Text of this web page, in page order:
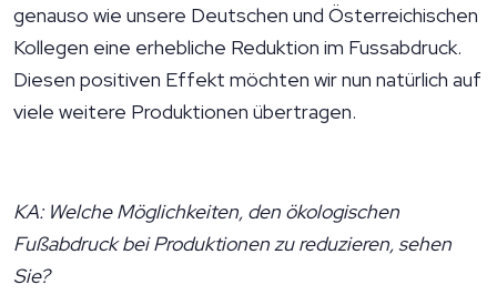
genauso wie unsere Deutschen und Österreichischen
Kollegen eine erhebliche Reduktion im Fussabdruck.
Diesen positiven Effekt möchten wir nun natürlich auf
viele weitere Produktionen übertragen.
KA: Welche Möglichkeiten, den ökologischen
Fußabdruck bei Produktionen zu reduzieren, sehen
Sie?